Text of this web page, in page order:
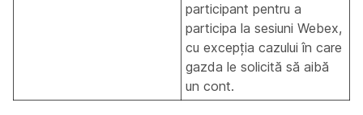
participant pentru a
participa la sesiuni Webex,
cu excepția cazului în care
gazda le solicită să aibă
un cont.